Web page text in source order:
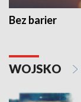
Bez barier
WOJSKO